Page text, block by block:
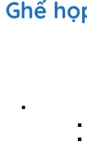
Ghế